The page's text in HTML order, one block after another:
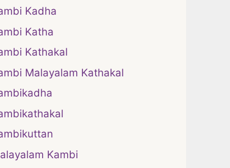
Kadha
Katha
Kathakal
Malayalam Kathakal
Kambi